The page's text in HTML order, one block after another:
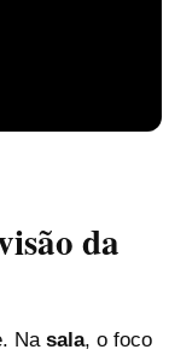
da
Na sala, o foco